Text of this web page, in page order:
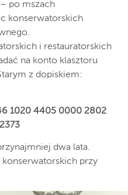
po mszach
konserwatorskich
i restauratorskich
na konto klasztoru
z dopiskiem:
1020 4405 0000 2802
dwa lata.
przy